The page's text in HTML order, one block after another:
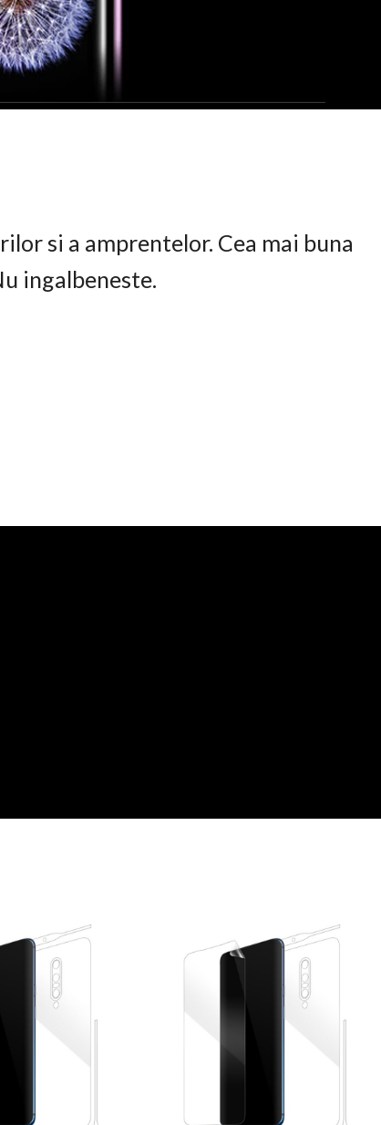
si a amprentelor. Cea mai buna
ingalbeneste.